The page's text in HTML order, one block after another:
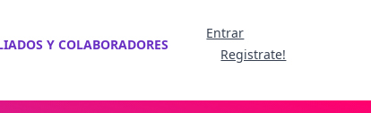
Y COLABORADORES
Entrar
Registrate!